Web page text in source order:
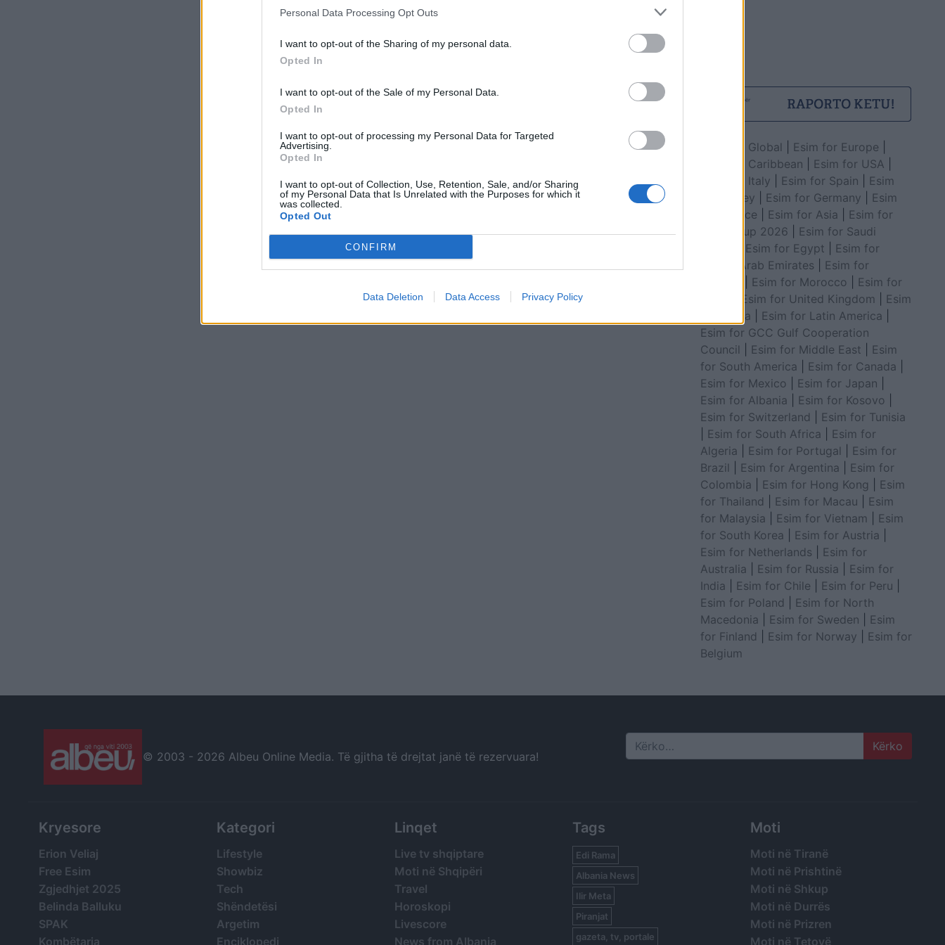
Personal Data Processing Opt Outs
I want to opt-out of the Sharing of my personal data.
Opted In
I want to opt-out of the Sale of my Personal Data.
Opted In
I want to opt-out of processing my Personal Data for Targeted
Advertising.
Opted In
I want to opt-out of Collection, Use, Retention, Sale, and/or Sharing
of my Personal Data that Is Unrelated with the Purposes for which it
was collected.
Opted Out
CONFIRM
Data Deletion Data Access Privacy Policy
Esim for Global Esim for Europe
Esim for Caribbean
Esim for USA
Esim for Italy
Esim for Spain
Esim
for Turkey
Esim for Germany
Esim
for Greece
Esim for Asia
Esim for
World Cup 2026
Esim for Saudi
Esim for Egypt
Esim for
United Arab Emirates
Esim for
Esim for Morocco
Esim for
Esim for United Kingdom
Esim
for Africa
Esim for Latin America
Esim for GCC Gulf Cooperation
Council
Esim for Middle East
Esim
for South America
Esim for Canada
Esim for Mexico
Esim for Japan
Esim for Albania
Esim for Kosovo
Esim for Switzerland
Esim for Tunisia
Esim for South Africa
Esim for
Algeria
Esim for Portugal
Esim for
Brazil
Esim for Argentina
Esim for
Colombia
Esim for Hong Kong
Esim
for Thailand
Esim for Macau
Esim
for Malaysia
Esim for Vietnam
Esim
for South Korea
Esim for Austria
Esim for Netherlands
Esim for
Australia
Esim for Russia
Esim for
India
Esim for Chile Esim for Peru
Esim for Poland
Esim for North
Macedonia
Esim for Sweden
Esim
for Finland
Esim for Norway
Esim for
Belgium
© 2003 - 2026 Albeu Online Media. Të gjitha të drejtat janë të rezervuara! Search
Kryesore
Erion Veliaj
Free Esim
Zgjedhjet 2025
Belinda Balluku
SPAK
Kombëtarja
Kategori
Lifestyle
Showbiz
Tech
Shëndetësi
Argetim
Enciklopedi
Linqet
Live tv shqiptare
Moti në Shqipëri
Travel
Horoskopi
Livescore
News from Albania
Tags
Edi Rama
Albania News
Ilir Meta
Piranjat
gazeta, tv, portale
Moti
Moti në Tiranë
Moti në Prishtinë
Moti në Shkup
Moti në Durrës
Moti në Prizren
Moti në Tetovë